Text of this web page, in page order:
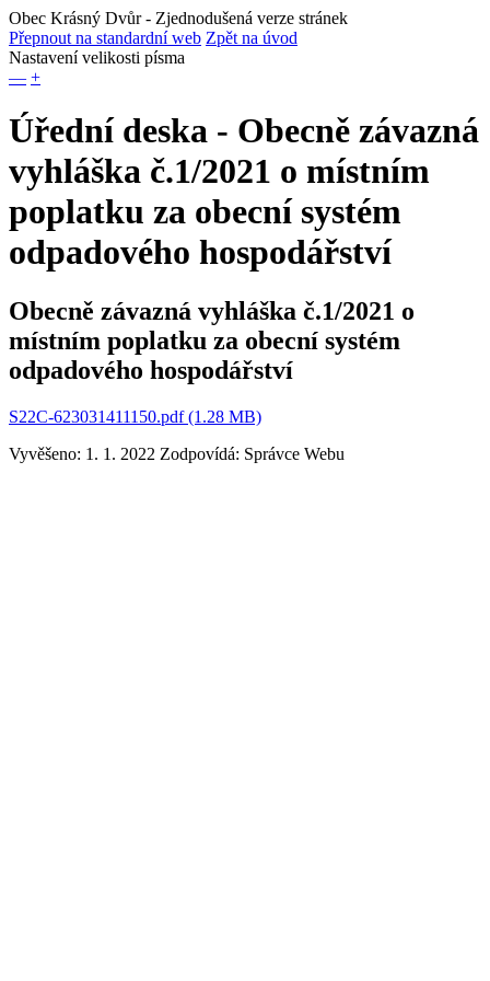
Obec Krásný Dvůr- Zjednodušená verze stránek
Přepnout na standardní web Zpět na úvod
Nastavení velikosti písma
— +
Úřední deska - Obecně závazná
vyhláška č.1/2021 o místním
poplatku za obecní systém
odpadového hospodářství
Obecně závazná vyhláška č.1/2021 o
místním poplatku za obecní systém
odpadového hospodářství
S22C-623031411150.pdf (1.28 MB)
Vyvěšeno: 1. 1. 2022 Zodpovídá: Správce Webu